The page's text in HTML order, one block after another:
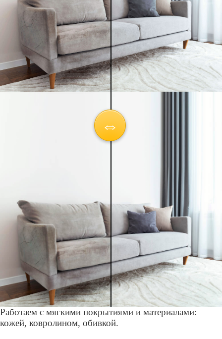
Работаем с мягкими покрытиями и материалами:
кожей, ковролином, обивкой.